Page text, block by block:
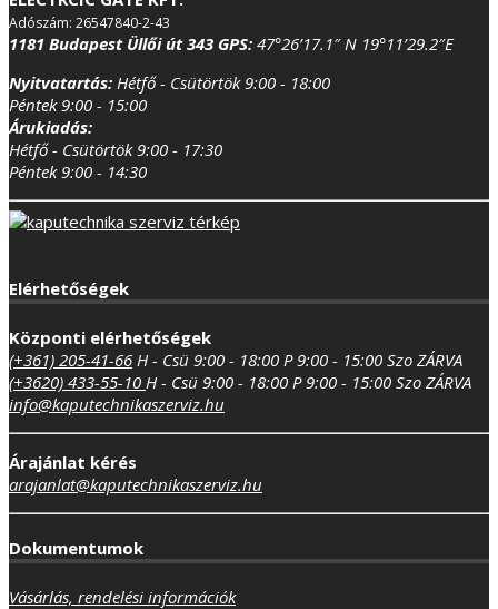
Adószám: 26547840-2-43
1181 Budapest Üllői út 343 GPS: 47°26’17.1″ N 19°11’29.2″E
Nyitvatartás: Hétfő - Csütörtök 9:00 - 18:00
Péntek 9:00 - 15:00
Árukiadás:
Hétfő - Csütörtök 9:00 - 17:30
Péntek 9:00 - 14:30
Elérhetőségek
Központi elérhetőségek
(+361) 205-41-66 H - Csü 9:00 - 18:00 P 9:00 - 15:00 Szo ZÁRVA
(+3620) 433-55-10 H - Csü 9:00 - 18:00 P 9:00 - 15:00 Szo ZÁRVA
info@kaputechnikaszerviz.hu
Árajánlat kérés
arajanlat@kaputechnikaszerviz.hu
Dokumentumok
Vásárlás, rendelési információk